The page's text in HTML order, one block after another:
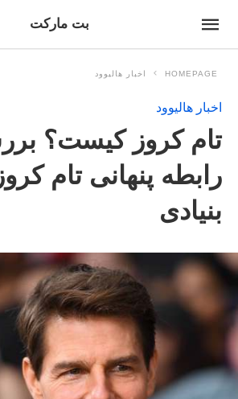
بت مارکت
HOMEPAGE اخبار هالیوود
اخبار هالیوود
تام کروز کیست؟
رابطه پنهانی تام
بنیادی